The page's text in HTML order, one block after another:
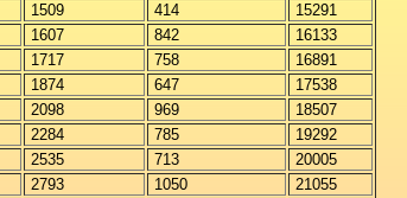
1509 414
15291
1607 842
16133
1717 758
16891
1874 647
17538
2098 969
18507
2284 785
19292
2535 713
20005
2793 1050
21055